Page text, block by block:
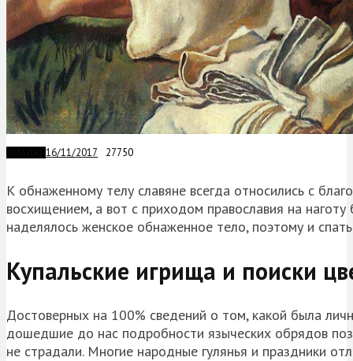
16/11/2017 27750
К обнаженному телу славяне всегда относились с
восхищением, а вот с приходом православия на
наделялось женское обнаженное тело, поэтому и
Купальские игрища и поиски
Достоверных на 100% сведений о том, какой была
дошедшие до нас подробности языческих обрядов
не страдали. Многие народные гулянья и праздники